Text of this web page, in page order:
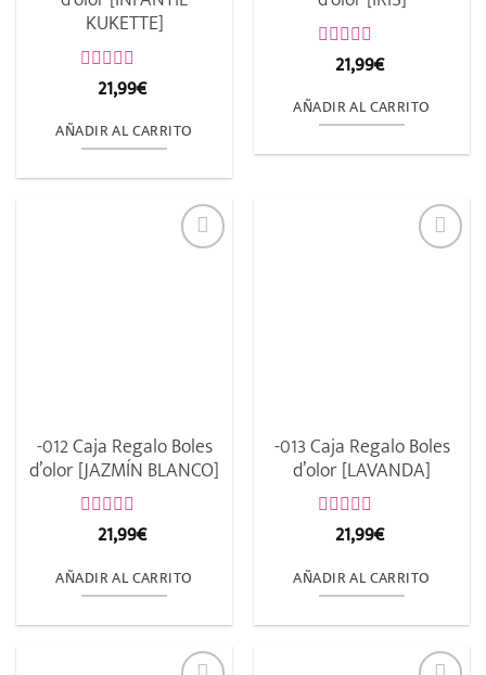
KUKETTE]
Valorado
de
5
21,99€
AÑADIR AL CARRITO
Valorado
de
5
21,99€
AÑADIR AL CARRITO
-012 Caja Regalo Boles
d’olor [JAZMÍN BLANCO]
Valorado
de
5
21,99€
AÑADIR AL CARRITO
-013 Caja Regalo Boles
d’olor [LAVANDA]
Valorado
de
5
21,99€
AÑADIR AL CARRITO